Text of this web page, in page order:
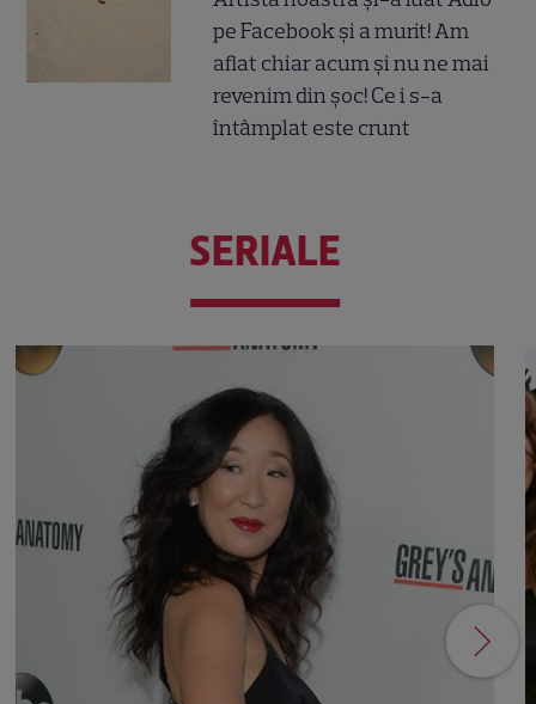
pe Facebook și a murit! Am
aflat chiar acum și nu ne mai
revenim din șoc! Ce i s-a
întâmplat este crunt
SERIALE